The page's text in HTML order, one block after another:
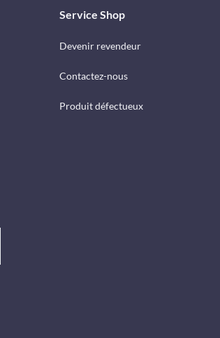
Service Shop
Devenir revendeur
Contactez-nous
Produit défectueux